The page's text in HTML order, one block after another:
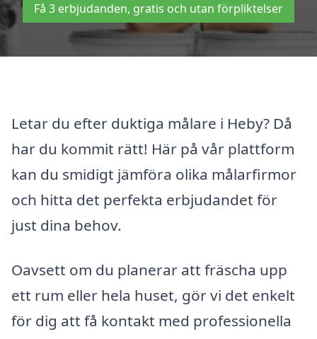
Få 3 erbjudanden, gratis och utan förpliktelser
Letar du efter duktiga målare i Heby? Då
har du kommit rätt! Här på vår plattform
kan du smidigt jämföra olika målarfirmor
och hitta det perfekta erbjudandet för
just dina behov.
Oavsett om du planerar att fräscha upp
ett rum eller hela huset, gör vi det enkelt
för dig att få kontakt med professionella